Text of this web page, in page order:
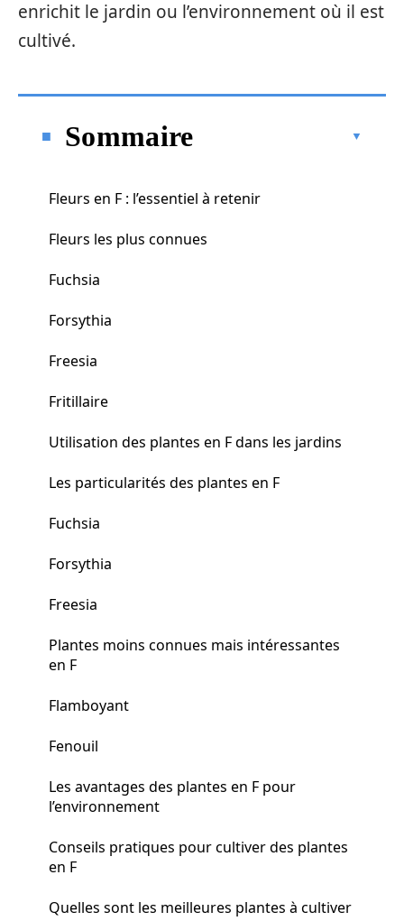
enrichit le jardin ou l’environnement où il est
cultivé.
Sommaire
Fleurs en F : l’essentiel à retenir
Fleurs les plus connues
Fuchsia
Forsythia
Freesia
Fritillaire
Utilisation des plantes en F dans les jardins
Les particularités des plantes en F
Fuchsia
Forsythia
Freesia
Plantes moins connues mais intéressantes
en F
Flamboyant
Fenouil
Les avantages des plantes en F pour
l’environnement
Conseils pratiques pour cultiver des plantes
en F
Quelles sont les meilleures plantes à cultiver